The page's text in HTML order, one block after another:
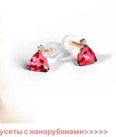
с нанорубинами>>>>>